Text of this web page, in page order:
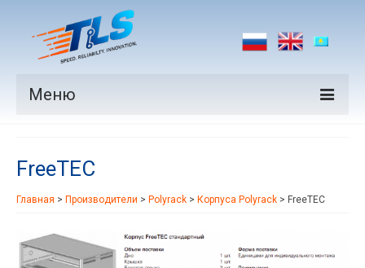
Меню
Производители
Рынки
Новости
FreeTEC
Главная > Производители > Polyrack > Корпуса Polyrack > FreeTEC